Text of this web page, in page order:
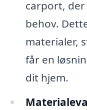
carport,
behov.
materialer,
får en
dit hjem.